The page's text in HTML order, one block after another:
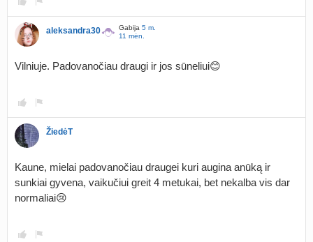
aleksandra30 Gabija 5 m.
11 mėn.
Vilniuje. Padovanočiau draugi ir jos sūneliui😊
ŽiedėT
Kaune, mielai padovanočiau draugei kuri augina anūką ir
sunkiai gyvena, vaikučiui greit 4 metukai, bet nekalba vis dar
normaliai😢